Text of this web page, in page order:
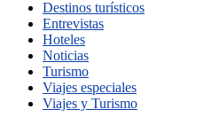
Destinos turísticos
Entrevistas
Hoteles
Noticias
Turismo
Viajes especiales
Viajes y Turismo